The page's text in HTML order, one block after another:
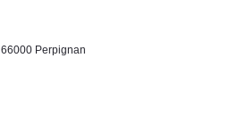
Perpignan